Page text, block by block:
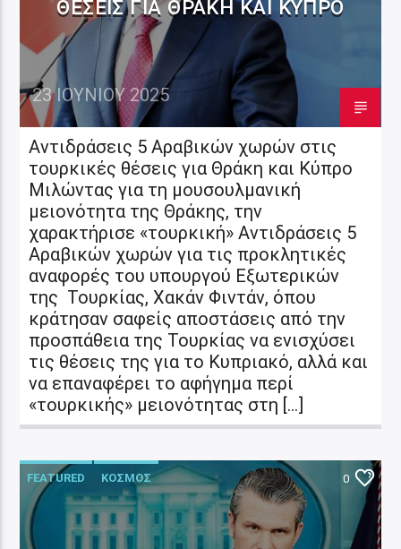
ΘΈΣΕΙΣ ΓΙΑ ΘΡΆΚΗ ΚΑΙ ΚΎΠΡΟ
23 ΙΟΥΝΊΟΥ 2025
Αντιδράσεις 5 Αραβικών χωρών στις
τουρκικές θέσεις για Θράκη και Κύπρο
Μιλώντας για τη μουσουλμανική
μειονότητα της Θράκης, την
χαρακτήρισε «τουρκική» Αντιδράσεις 5
Αραβικών χωρών για τις προκλητικές
αναφορές του υπουργού Εξωτερικών
της Τουρκίας, Χακάν Φιντάν, όπου
κράτησαν σαφείς αποστάσεις από την
προσπάθεια της Τουρκίας να ενισχύσει
τις θέσεις της για το Κυπριακό, αλλά και
να επαναφέρει το αφήγημα περί
«τουρκικής» μειονότητας στη […]
FEATURED ΚΟΣΜΟΣ 0